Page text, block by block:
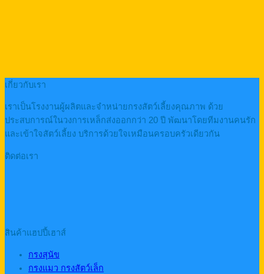
เกี่ยวกับเรา
เราเป็นโรงงานผู้ผลิตและจำหน่ายกรงสัตว์เลี้ยงคุณภาพ ด้วย
ประสบการณ์ในวงการเหล็กส่งออกกว่า 20 ปี พัฒนาโดยทีมงานคนรัก
และเข้าใจสัตว์เลี้ยง บริการด้วยใจเหมือนครอบครัวเดียวกัน
ติดต่อเรา
สินค้าแฮปปี้เฮาส์
กรงสุนัข
กรงแมว กรงสัตว์เล็ก